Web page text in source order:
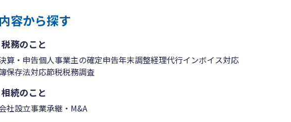
容から探す
務のこと
算・申告個人事業主の確定申告年末調整経理代行インボイス対応
保存法対応節税税務調査
続のこと
社設立事業承継・M&A